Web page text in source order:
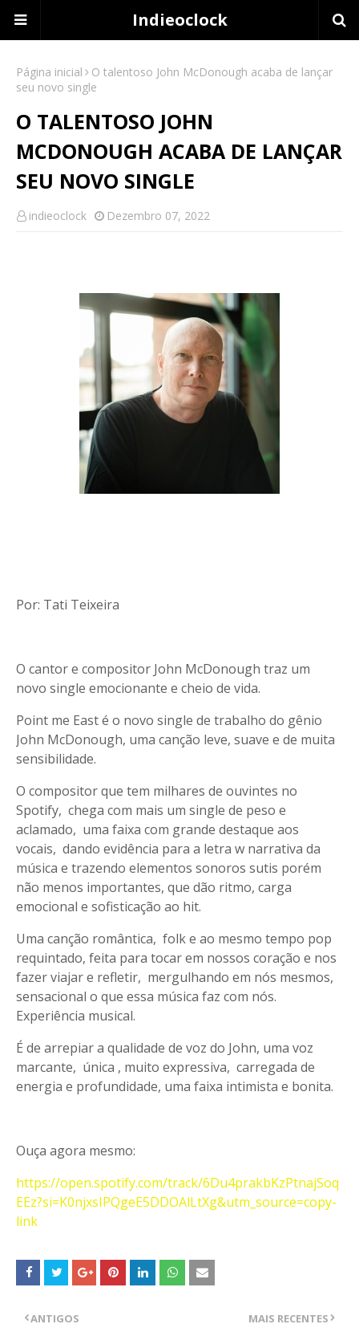
Indieoclock
Página inicial
O talentoso John McDonough acaba de lançar
seu novo single
O TALENTOSO JOHN
MCDONOUGH ACABA DE LANÇAR
SEU NOVO SINGLE
indieoclock Dezembro 07, 2022
Por: Tati Teixeira
O cantor e compositor John McDonough traz um
novo single emocionante e cheio de vida.
Point me East é o novo single de trabalho do gênio
John McDonough, uma canção leve, suave e de muita
sensibilidade.
O compositor que tem milhares de ouvintes no
Spotify, chega com mais um single de peso e
aclamado, uma faixa com grande destaque aos
vocais, dando evidência para a letra w narrativa da
música e trazendo elementos sonoros sutis porém
não menos importantes, que dão ritmo, carga
emocional e sofisticação ao hit.
Uma canção romântica, folk e ao mesmo tempo pop
requintado, feita para tocar em nossos coração e nos
fazer viajar e refletir, mergulhando em nós mesmos,
sensacional o que essa música faz com nós.
Experiência musical.
É de arrepiar a qualidade de voz do John, uma voz
marcante, única , muito expressiva, carregada de
energia e profundidade, uma faixa intimista e bonita.
Ouça agora mesmo:
https://open.spotify.com/track/6Du4prakbKzPtnajSoq
EEz?si=K0njxsIPQgeE5DDOAlLtXg&utm_source=copy-
link
MAIS RECENTES
ANTIGOS